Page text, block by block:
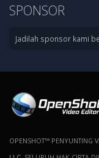
SPONSOR
Jadilah sponsor kami
OPENSHOT™ PENYUNTING